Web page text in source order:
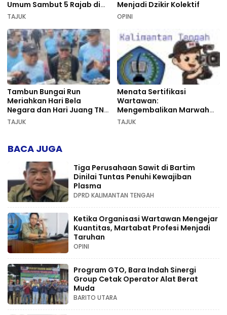
Umum Sambut 5 Rajab di
Sekumpul
TAJUK
Menjadi Dzikir Kolektif
OPINI
Tambun Bungai Run
Meriahkan Hari Bela
Negara dan Hari Juang TNI
AD di Palangka Raya
TAJUK
Menata Sertifikasi
Wartawan:
Mengembalikan Marwah
Pers dan Keadilan
TAJUK
BACA JUGA
Tiga Perusahaan Sawit di Bartim
Dinilai Tuntas Penuhi Kewajiban
Plasma
DPRD KALIMANTAN TENGAH
Ketika Organisasi Wartawan Mengejar
Kuantitas, Martabat Profesi Menjadi
Taruhan
OPINI
Program GTO, Bara Indah Sinergi
Group Cetak Operator Alat Berat
Muda
BARITO UTARA